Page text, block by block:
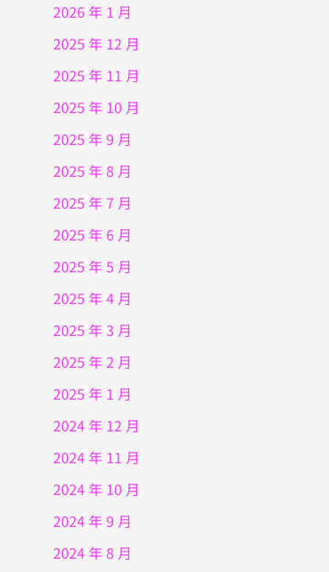
2026 年 1 月
2025 年 12 月
2025 年 11 月
2025 年 10 月
2025 年 9 月
2025 年 8 月
2025 年 7 月
2025 年 6 月
2025 年 5 月
2025 年 4 月
2025 年 3 月
2025 年 2 月
2025 年 1 月
2024 年 12 月
2024 年 11 月
2024 年 10 月
2024 年 9 月
2024 年 8 月